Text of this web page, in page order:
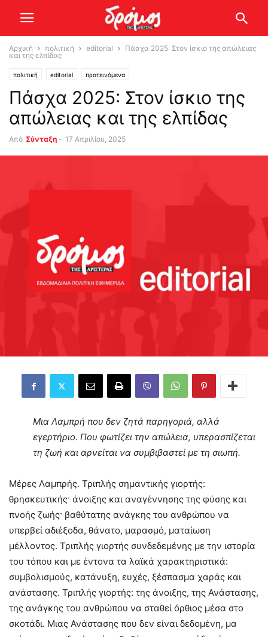
Αρχική πολιτική editorial
Πάσχα 2025: Στον ίσκιο της απώλειας
και της ελπίδας
πολιτική editorial προτεινόμενα
Πάσχα 2025: Στον ίσκιο της
απώλειας και της ελπίδας
Από Σύνταξη - 17 Απριλίου, 2025
Μια Λαμπρή που δεν ζητά παρηγοριά, αλλά
εγερτήριο. Που φωτίζει την απώλεια, υπερασπίζεται
τη ζωή και αρνείται να συμβιβαστεί με τη σιωπή.
Μέρες Λαμπρής. Τριπλής σημαντικής γιορτής:
θρησκευτικής· άνοιξης και αναγέννησης της φύσης και
πνοής ζωής· βαθύτατης ανάγκης του ανθρώπου να
υπερβεί αδιέξοδα, θάνατο, μαρασμό, ματαίωση
μέλλοντος. Τριπλής γιορτής συνδεδεμένης με την ιστορία
του τόπου και με έντονα τα λαϊκά χαρακτηριστικά:
συμβολισμούς, κατάνυξη, ευχές, ξέσπασμα χαράς και
ανάστασης. Τριπλής γιορτής: της άνοιξης, της Ανάστασης,
της ανάγκης του ανθρώπου να σταθεί όρθιος μέσα στο
σκοτάδι. Μιας Ανάστασης που δεν είναι δεδομένη, μα